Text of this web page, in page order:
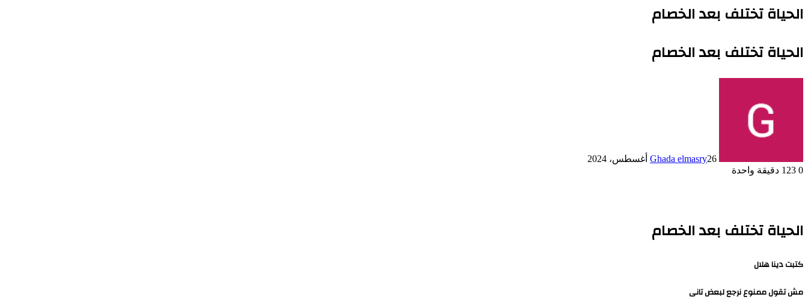
الحياة تختلف بعد الخصام
الحياة تختلف بعد الخصام
Ghada elmasry26 أغسطس، 2024
0
دقيقة واحدة
الحياة تختلف بعد الخصام
كتبت دينا هلال
مش تقول ممنوع نرجع لبعض تانى